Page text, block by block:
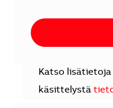
Katso
käsittelystä